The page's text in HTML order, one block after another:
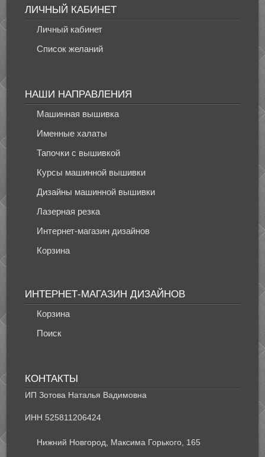
ЛИЧНЫЙ КАБИНЕТ
Личный кабинет
Список желаний
НАШИ НАПРАВЛЕНИЯ
Машинная вышивка
Именные халаты
Тапочки с вышивкой
Курсы машинной вышивки
Дизайны машинной вышивки
Лазерная резка
Интернет-магазин дизайнов
Корзина
ИНТЕРНЕТ-МАГАЗИН ДИЗАЙНОВ
Корзина
Поиск
КОНТАКТЫ
ИП Зотова Наталья Вадимовна
ИНН 525811206424
Нижний Новгород, Максима Горького, 165